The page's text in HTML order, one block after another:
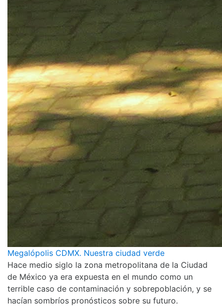
Megalópolis CDMX. Nuestra ciudad verde
Hace medio siglo la zona metropolitana de la Ciudad
de México ya era expuesta en el mundo como un
terrible caso de contaminación y sobrepoblación, y se
hacían sombríos pronósticos sobre su futuro.